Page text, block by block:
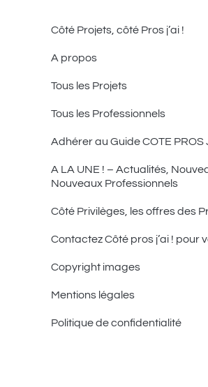
Côté Projets, côté Pros j’ai !
A propos
Tous les Projets
Tous les Professionnels
Adhérer au Guide COTE PROS
A LA UNE ! – Actualités,
Nouveaux Professionnels
Côté Privilèges, les offres des
Contactez Côté pros j’ai ! pour
Copyright images
Mentions légales
Politique de confidentialité